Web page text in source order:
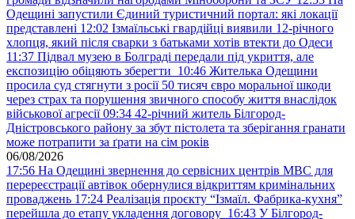
Одещині запустили Єдиний туристичний портал: які локації
представлені 12:02 Ізмаїльські гвардійці виявили 12-річного
хлопця, який після сварки з батьками хотів втекти до Одеси
11:37 Підвал музею в Болграді передали під укриття, але
експозицію обіцяють зберегти 10:46 Жителька Одещини
просила суд стягнути з росії 50 тисяч євро моральної шкоди
через страх та порушення звичного способу життя внаслідок
військової агресії 09:34 42-річний житель Білгород-
Дністровського району за збут пістолета та зберігання гранати
може потрапити за ґрати на сім років
06/08/2026
17:56 На Одещині звернення до сервісних центрів МВС для
перереєстрації автівок обернулися відкриттям кримінальних
проваджень 17:24 Реалізація проєкту “Ізмаїл. Фабрика-кухня”
перейшла до етапу укладення договору 16:43 У Білгород-